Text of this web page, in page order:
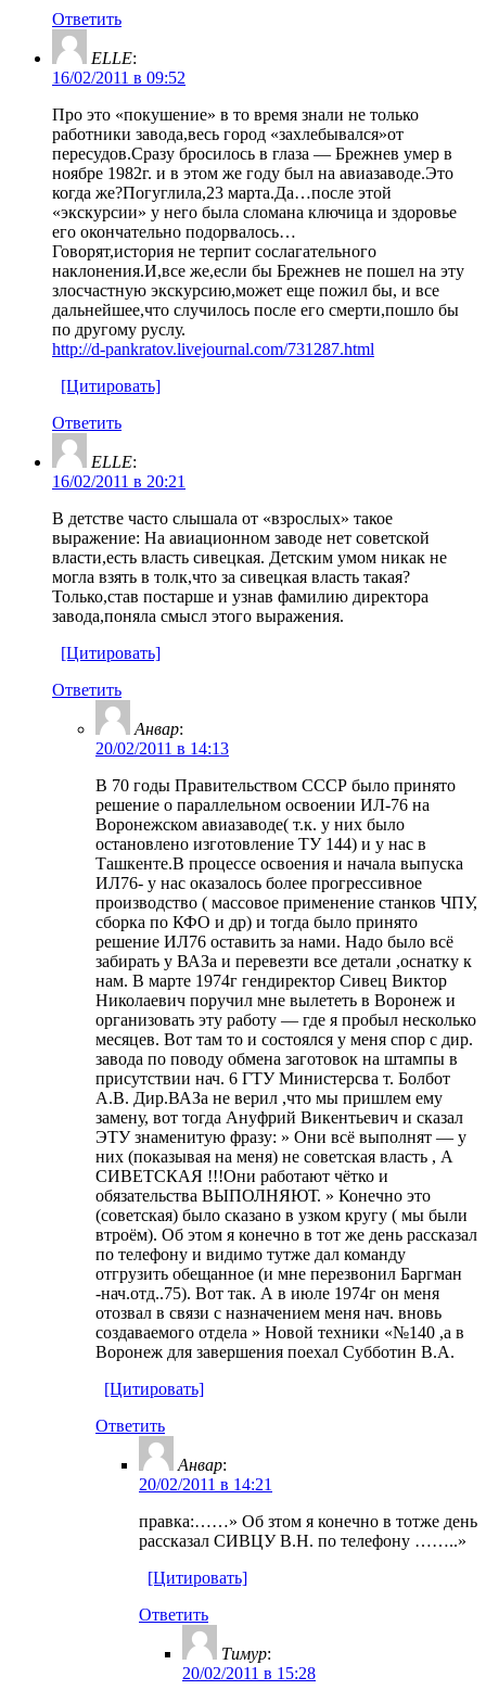
Ответить
ELLE:
16/02/2011 в 09:52
Про это «покушение» в то время знали не только
работники завода,весь город «захлебывался»от
пересудов.Сразу бросилось в глаза — Брежнев умер в
ноябре 1982г. и в этом же году был на авиазаводе.Это
когда же?Погуглила,23 марта.Да…после этой
«экскурсии» у него была сломана ключица и здоровье
его окончательно подорвалось…
Говорят,история не терпит сослагательного
наклонения.И,все же,если бы Брежнев не пошел на эту
злосчастную экскурсию,может еще пожил бы, и все
дальнейшее,что случилось после его смерти,пошло бы
по другому руслу.
http://d-pankratov.livejournal.com/731287.html
[Цитировать]
Ответить
ELLE:
16/02/2011 в 20:21
В детстве часто слышала от «взрослых» такое
выражение: На авиационном заводе нет советской
власти,есть власть сивецкая. Детским умом никак не
могла взять в толк,что за сивецкая власть такая?
Только,став постарше и узнав фамилию директора
завода,поняла смысл этого выражения.
[Цитировать]
Ответить
Анвар:
20/02/2011 в 14:13
В 70 годы Правительством СССР было принято
решение о параллельном освоении ИЛ-76 на
Воронежском авиазаводе( т.к. у них было
остановлено изготовление ТУ 144) и у нас в
Ташкенте.В процессе освоения и начала выпуска
ИЛ76- у нас оказалось более прогрессивное
производство ( массовое применение станков ЧПУ,
сборка по КФО и др) и тогда было принято
решение ИЛ76 оставить за нами. Надо было всё
забирать у ВАЗа и перевезти все детали ,оснатку к
нам. В марте 1974г гендиректор Сивец Виктор
Николаевич поручил мне вылететь в Воронеж и
организовать эту работу — где я пробыл несколько
месяцев. Вот там то и состоялся у меня спор с дир.
завода по поводу обмена заготовок на штампы в
присутствии нач. 6 ГТУ Министерсва т. Болбот
А.В. Дир.ВАЗа не верил ,что мы пришлем ему
замену, вот тогда Ануфрий Викентьевич и сказал
ЭТУ знаменитую фразу: » Они всё выполнят — у
них (показывая на меня) не советская власть , А
СИВЕТСКАЯ !!!Они работают чётко и
обязательства ВЫПОЛНЯЮТ. » Конечно это
(советская) было сказано в узком кругу ( мы были
втроём). Об этом я конечно в тот же день рассказал
по телефону и видимо тутже дал команду
отгрузить обещанное (и мне перезвонил Баргман
-нач.отд..75). Вот так. А в июле 1974г он меня
отозвал в связи с назначением меня нач. вновь
создаваемого отдела » Новой техники «№140 ,а в
Воронеж для завершения поехал Субботин В.А.
[Цитировать]
Ответить
Анвар:
20/02/2011 в 14:21
правка:……» Об зтом я конечно в тотже день
рассказал СИВЦУ В.Н. по телефону ……..»
[Цитировать]
Ответить
Тимур:
20/02/2011 в 15:28